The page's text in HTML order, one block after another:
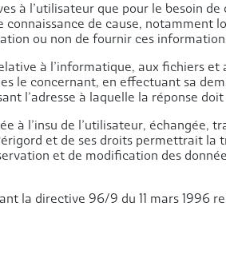
à l’utilisateur que pour le besoin de
de cause, notamment
ou non de fournir ces
à l’informatique, aux fichiers
le concernant, en effectuant sa
l’adresse à laquelle la réponse
à l’insu de l’utilisateur, échangée,
et de ses droits permettrait la
et de modification des
la directive 96/9 du 11 mars 1996